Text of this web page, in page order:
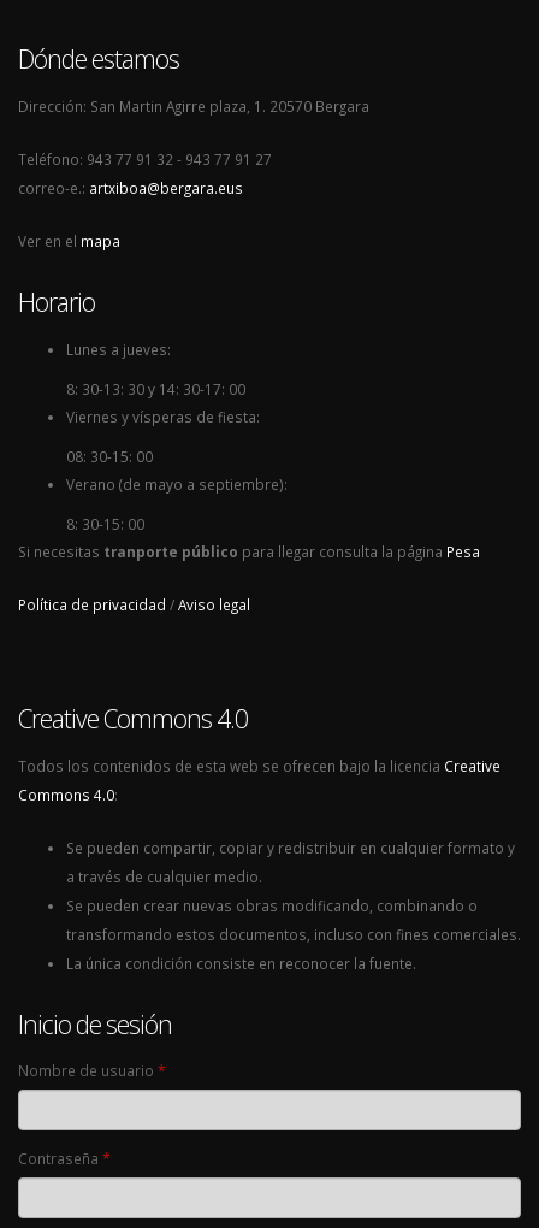
Dónde estamos
Dirección: San Martin Agirre plaza, 1. 20570 Bergara
Teléfono: 943 77 91 32 - 943 77 91 27
correo-e.: artxiboa@bergara.eus
Ver en el mapa
Horario
Lunes a jueves:
8: 30-13: 30 y 14: 30-17: 00
Viernes y vísperas de fiesta:
08: 30-15: 00
Verano (de mayo a septiembre):
8: 30-15: 00
Si necesitas tranporte público para llegar consulta la página Pesa
Política de privacidad /Aviso legal
Creative Commons 4.0
Todos los contenidos de esta web se ofrecen bajo la licencia Creative
Commons 4.0:
Se pueden compartir, copiar y redistribuir en cualquier formato y
a través de cualquier medio.
Se pueden crear nuevas obras modificando, combinando o
transformando estos documentos, incluso con fines comerciales.
La única condición consiste en reconocer la fuente.
Inicio de sesión
Nombre de usuario *
Contraseña *